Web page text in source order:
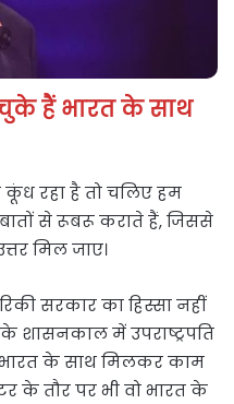
हैं भारत के साथ
रहा है तो चलिए हम
से रूबरू कराते हैं, जिससे
मिल जाए।
सरकार का हिस्सा नहीं
शासनकाल में उपराष्ट्रपति
के साथ मिलकर काम
के तौर पर भी वो भारत के